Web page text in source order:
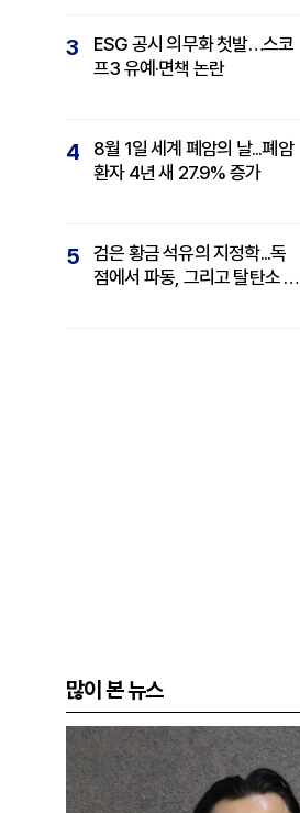
3
ESG 공시 의무화 첫발…스코
프3 유예·면책 논란
4
8월 1일 세계 폐암의 날...폐암
환자 4년 새 27.9% 증가
5
검은 황금 석유의 지정학...독
점에서 파동, 그리고 탈탄소 패
많이 본 뉴스